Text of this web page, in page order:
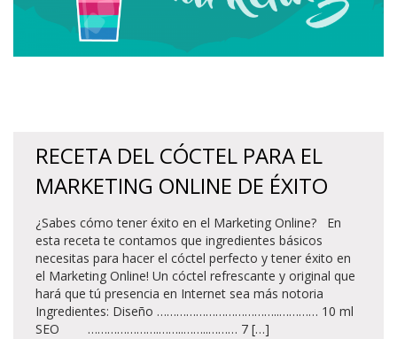
RECETA DEL CÓCTEL PARA EL
MARKETING ONLINE DE ÉXITO
¿Sabes cómo tener éxito en el Marketing Online? En
esta receta te contamos que ingredientes básicos
necesitas para hacer el cóctel perfecto y tener éxito en
el Marketing Online! Un cóctel refrescante y original que
hará que tú presencia en Internet sea más notoria
Ingredientes: Diseño ………………………………..………… 10 ml
SEO ………………….……..……..……… 7 […]